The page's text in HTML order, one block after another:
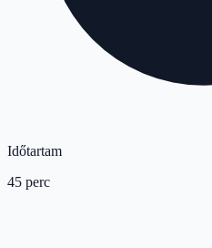
Időtartam
45 perc